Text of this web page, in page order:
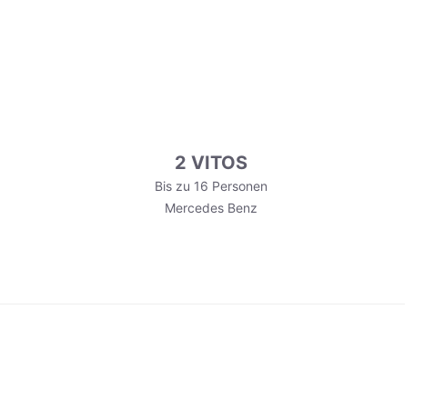
2 VITOS
Bis zu 16 Personen
Mercedes Benz